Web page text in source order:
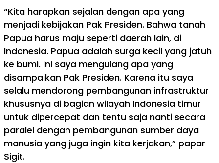
“Kita harapkan sejalan dengan apa yang
menjadi kebijakan Pak Presiden. Bahwa tanah
Papua harus maju seperti daerah lain, di
Indonesia. Papua adalah surga kecil yang jatuh
ke bumi. Ini saya mengulang apa yang
disampaikan Pak Presiden. Karena itu saya
selalu mendorong pembangunan infrastruktur
khususnya di bagian wilayah Indonesia timur
untuk dipercepat dan tentu saja nanti secara
paralel dengan pembangunan sumber daya
manusia yang juga ingin kita kerjakan,” papar
Sigit.